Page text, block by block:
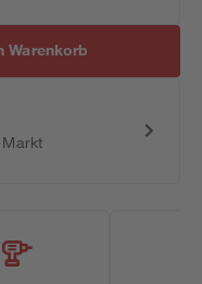
Warenkorb
Markt